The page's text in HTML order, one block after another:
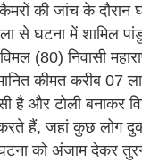
की जांच के दौरान
से घटना में
(80) निवासी
कीमत करीब 07
है और टोली बनाकर
हैं, जहां कुछ लोग
को अंजाम देकर